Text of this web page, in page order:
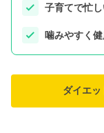
子育てで忙
噛みやすく
ダイエ